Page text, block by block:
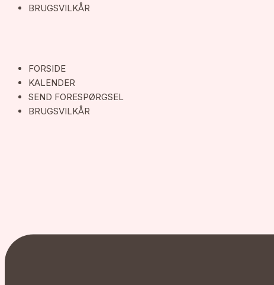
BRUGSVILKÅR
FORSIDE
KALENDER
SEND FORESPØRGSEL
BRUGSVILKÅR